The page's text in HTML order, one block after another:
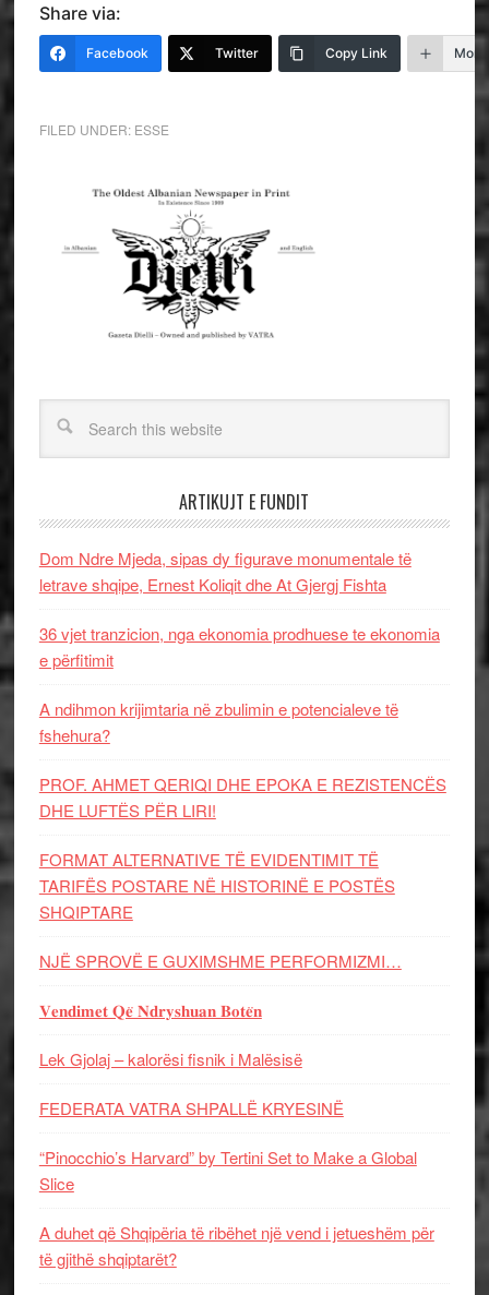
Share via:
Facebook Twitter Copy Link More
FILED UNDER: ESSE
ARTIKUJT E FUNDIT
Dom Ndre Mjeda, sipas dy figurave monumentale të
letrave shqipe, Ernest Koliqit dhe At Gjergj Fishta
36 vjet tranzicion, nga ekonomia prodhuese te ekonomia
e përfitimit
A ndihmon krijimtaria në zbulimin e potencialeve të
fshehura?
PROF. AHMET QERIQI DHE EPOKA E REZISTENCЁS
DHE LUFTЁS PЁR LIRI!
FORMAT ALTERNATIVE TË EVIDENTIMIT TË
TARIFËS POSTARE NË HISTORINË E POSTËS
SHQIPTARE
NJË SPROVË E GUXIMSHME PERFORMIZMI…
𝐕𝐞𝐧𝐝𝐢𝐦𝐞𝐭 𝐐𝐞̈ 𝐍𝐝𝐫𝐲𝐬𝐡𝐮𝐚𝐧 𝐁𝐨𝐭𝐞̈𝐧
Lek Gjolaj – kalorësi fisnik i Malësisë
FEDERATA VATRA SHPALLË KRYESINË
“Pinocchio’s Harvard” by Tertini Set to Make a Global
Slice
A duhet që Shqipëria të ribëhet një vend i jetueshëm për
të gjithë shqiptarët?